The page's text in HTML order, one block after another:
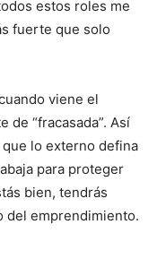
estos roles me
fuerte que solo
viene el
de “fracasada”. Así
lo externo defina
para proteger
bien, tendrás
del emprendimiento.